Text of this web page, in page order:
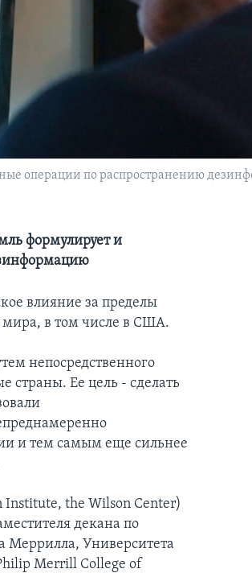
операции по распространению
формулирует и
влияние за пределы
мира, в том числе в США.
непосредственного
страны. Ее цель - сделать
и тем самым еще сильнее
Institute, the Wilson Center)
декана по
Меррилла, Университета
Merrill College of